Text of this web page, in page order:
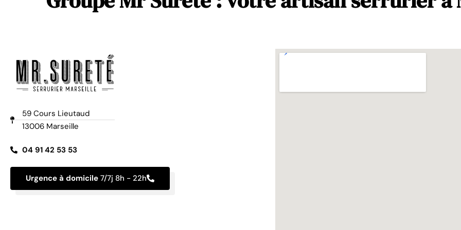
59 Cours Lieutaud
13006 Marseille
04 91 42 53 53
Urgence à domicile 7/7j 8h - 22h